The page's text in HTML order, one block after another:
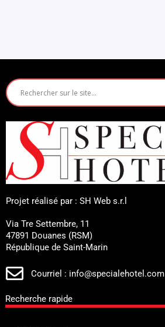
Projet réalisé par : SH Web s.r.l
Via Tre Settembre, 11
47891 Douanes (RSM)
République de Saint-Marin
Courriel : info@specialehotel.com
Recherche rapide